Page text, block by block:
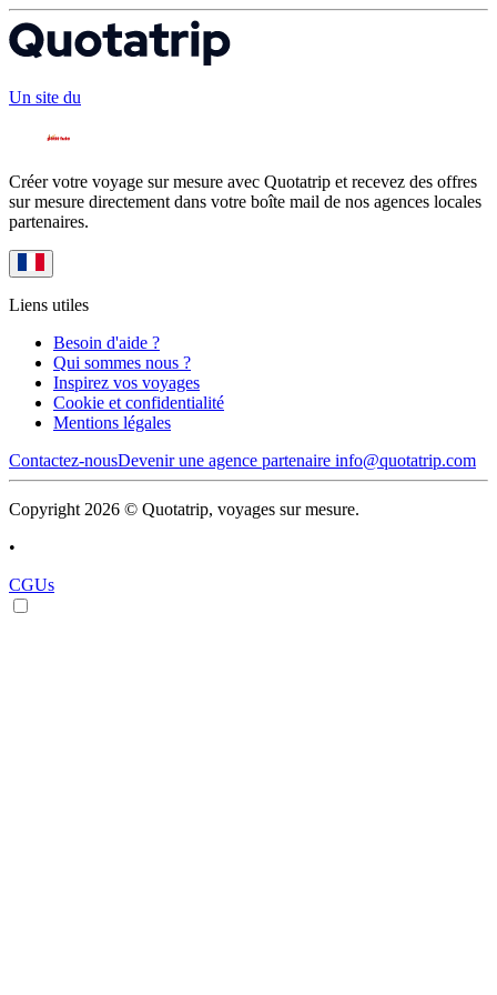
Un site du
Créer votre voyage sur mesure avec Quotatrip et recevez des offres
sur mesure directement dans votre boîte mail de nos agences locales
partenaires.
Liens utiles
Besoin d'aide ?
Qui sommes nous ?
Inspirez vos voyages
Cookie et confidentialité
Mentions légales
Contactez-nousDevenir une agence partenaire info@quotatrip.com
Copyright 2026 © Quotatrip, voyages sur mesure.
•
CGUs